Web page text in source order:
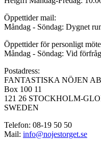
Öppettider mail:
Måndag - Söndag: Dygnet
Öppettider för personligt
Måndag - Söndag: Vid
Postadress:
FANTASTISKA NÖJEN AB
Box 100 11
121 26 STOCKHOLM-
SWEDEN
Telefon: 08-19 50 50
Mail: info@nojestorget.se